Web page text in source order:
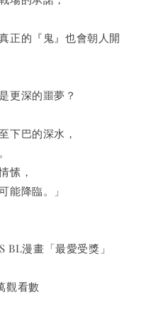
的『鬼』也會朝人開
深的噩夢？
巴的深水，
愫，
降臨。」
漫畫「最愛受獎」
觀看數